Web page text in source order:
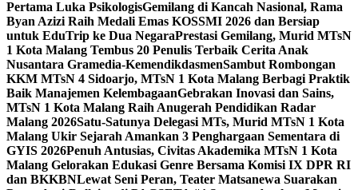
Pertama Luka PsikologisGemilang di Kancah Nasional, Rama
Byan Azizi Raih Medali Emas KOSSMI 2026 dan Bersiap
untuk EduTrip ke Dua NegaraPrestasi Gemilang, Murid MTsN
1 Kota Malang Tembus 20 Penulis Terbaik Cerita Anak
Nusantara Gramedia-KemendikdasmenSambut Rombongan
KKM MTsN 4 Sidoarjo, MTsN 1 Kota Malang Berbagi Praktik
Baik Manajemen KelembagaanGebrakan Inovasi dan Sains,
MTsN 1 Kota Malang Raih Anugerah Pendidikan Radar
Malang 2026Satu-Satunya Delegasi MTs, Murid MTsN 1 Kota
Malang Ukir Sejarah Amankan 3 Penghargaan Sementara di
GYIS 2026Penuh Antusias, Civitas Akademika MTsN 1 Kota
Malang Gelorakan Edukasi Genre Bersama Komisi IX DPR RI
dan BKKBNLewat Seni Peran, Teater Matsanewa Suarakan